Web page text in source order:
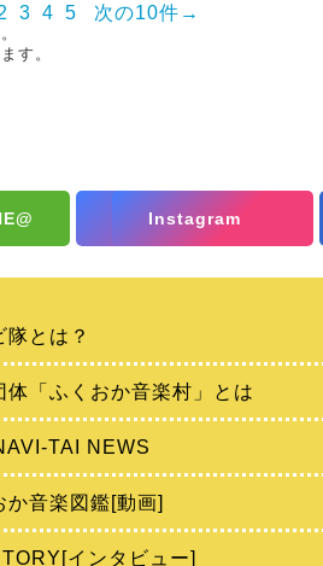
3 4 5 次の10件→
す。
Instagram
隊とは？
体「ふくおか音楽村」とは
TAI NEWS
か音楽図鑑[動画]
インタビュー]